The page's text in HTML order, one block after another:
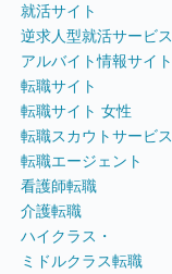
就活サイト
逆求人型就活サービス
アルバイト情報サイト
転職サイト
転職サイト 女性
転職スカウトサービス
転職エージェント
看護師転職
介護転職
ハイクラス・
ミドルクラス転職